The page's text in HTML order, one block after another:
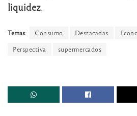
liquidez.
Temas: Consumo Destacadas
Perspectiva
supermercados